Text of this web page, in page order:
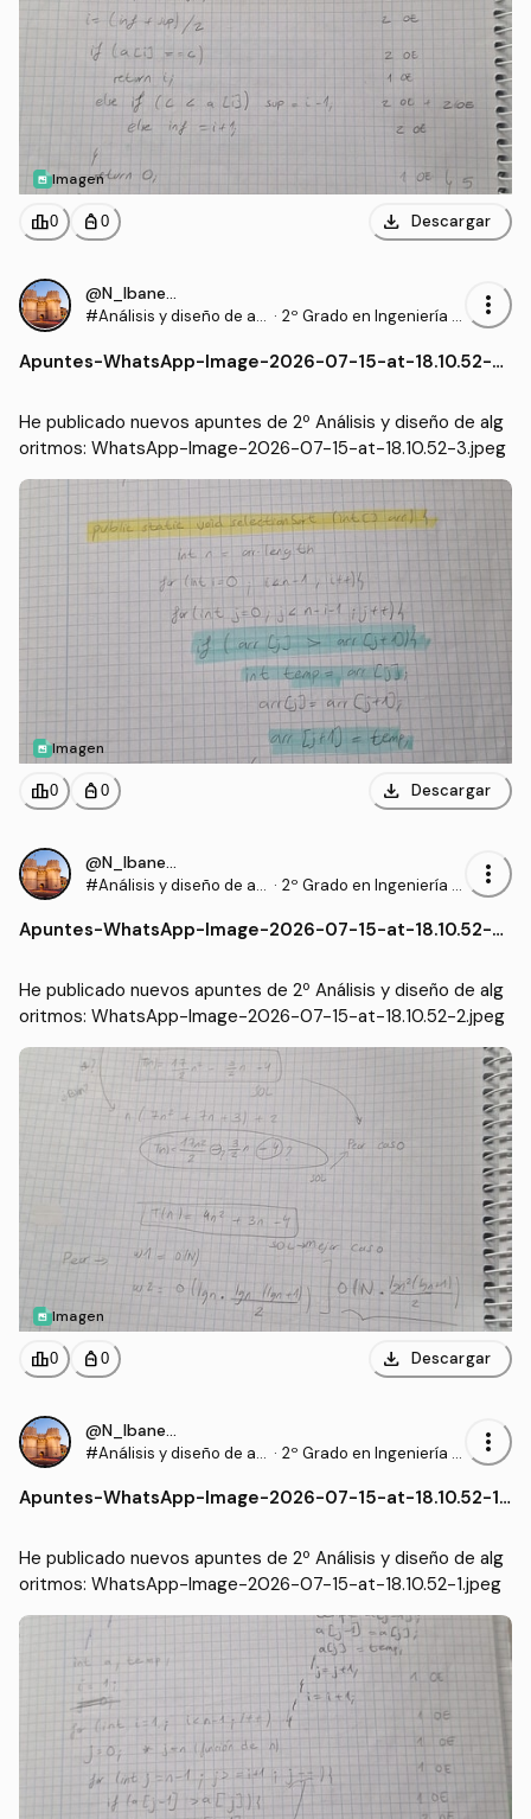
Imagen
leaderboard0 personal_bag 0 download Descargar
@N_Ibanezz04
#Análisis y diseño de al
· 2º Grado en Ingeniería In
s de la Información (UEX)
more_vert
Apuntes-WhatsApp-Image-2026-07-15-at-18.10.52-3.j
He publicado nuevos apuntes de 2º Análisis y diseño de alg
oritmos: WhatsApp-Image-2026-07-15-at-18.10.52-3.jpeg
Imagen
leaderboard0 personal_bag 0 download Descargar
@N_Ibanezz04
#Análisis y diseño de al
· 2º Grado en Ingeniería In
s de la Información (UEX)
more_vert
Apuntes-WhatsApp-Image-2026-07-15-at-18.10.52-2.j
He publicado nuevos apuntes de 2º Análisis y diseño de alg
oritmos: WhatsApp-Image-2026-07-15-at-18.10.52-2.jpeg
Imagen
leaderboard0 personal_bag 0 download Descargar
@N_Ibanezz04
#Análisis y diseño de al
· 2º Grado en Ingeniería In
s de la Información (UEX)
more_vert
Apuntes-WhatsApp-Image-2026-07-15-at-18.10.52-1.j
He publicado nuevos apuntes de 2º Análisis y diseño de alg
oritmos: WhatsApp-Image-2026-07-15-at-18.10.52-1.jpeg